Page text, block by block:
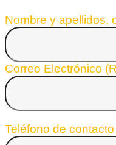
Nombre y apellidos,
Correo Electrónico
Teléfono de contacto